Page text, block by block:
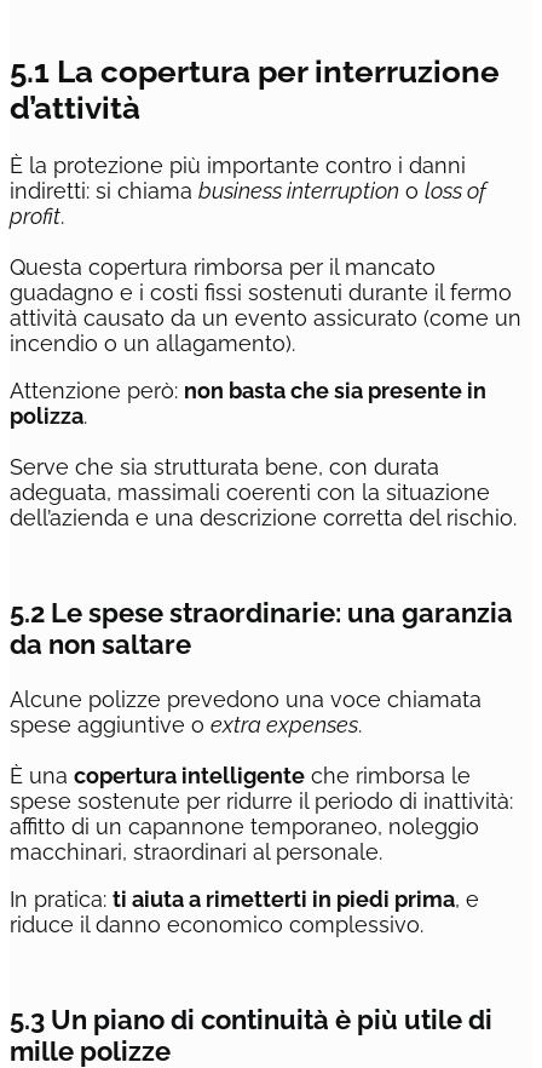
5.1 La copertura per interruzione
d’attività
È la protezione più importante contro i danni
indiretti: si chiama business interruption o loss of
profit.
Questa copertura rimborsa per il mancato
guadagno e i costi fissi sostenuti durante il fermo
attività causato da un evento assicurato (come un
incendio o un allagamento).
Attenzione però: non basta che sia presente in
polizza.
Serve che sia strutturata bene, con durata
adeguata, massimali coerenti con la situazione
dell’azienda e una descrizione corretta del rischio.
5.2 Le spese straordinarie: una garanzia
da non saltare
Alcune polizze prevedono una voce chiamata
spese aggiuntive o extra expenses.
È una copertura intelligente che rimborsa le
spese sostenute per ridurre il periodo di inattività:
affitto di un capannone temporaneo, noleggio
macchinari, straordinari al personale.
In pratica: ti aiuta a rimetterti in piedi prima, e
riduce il danno economico complessivo.
5.3 Un piano di continuità è più utile di
mille polizze